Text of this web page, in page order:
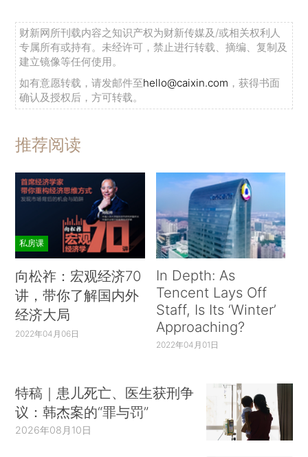
财新网所刊载内容之知识产权为财新传媒及/或相关权利人
专属所有或持有。未经许可，禁止进行转载、摘编、复制及
建立镜像等任何使用。
如有意愿转载，请发邮件至hello@caixin.com ，获得书面
确认及授权后，方可转载。
推荐阅读
私房课
向松祚：宏观经济70
讲，带你了解国内外
经济大局
2022年04月06日
In Depth: As
Tencent Lays Off
Staff, Is Its ‘Winter’
Approaching?
2022年04月01日
特稿｜患儿死亡、医生获刑争
议：韩杰案的“罪与罚”
2026年08月10日